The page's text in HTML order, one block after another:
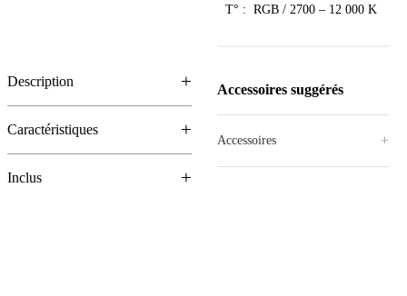
Description
Caractéristiques
Inclus
T° : RGB / 2700 – 12 000 K
Accessoires suggérés
Accessoires